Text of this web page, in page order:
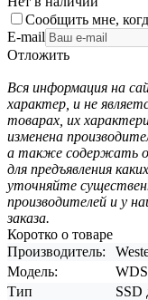
Сообщить мне,
E-mail
Отложить
Вся информация на
характер, и не
товарах, их
изменена
а также содержать
для предъявления
уточняйте
производителей и у
заказа.
Коротко о товаре
Производитель:
Модель:
Тип
SSD